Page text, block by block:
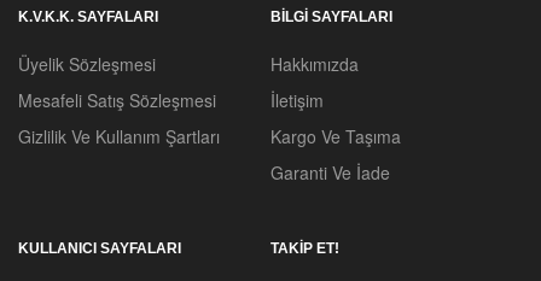
K.V.K.K. SAYFALARI
Üyelik Sözleşmesi
Mesafeli Satış Sözleşmesi
Gizlilik Ve Kullanım Şartları
BILGI SAYFALARI
Hakkımızda
İletişim
Kargo Ve Taşıma
Garanti Ve İade
KULLANICI SAYFALARI TAKİP ET!